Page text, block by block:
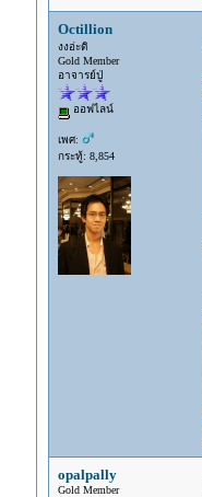
Octillion
งงอ่ะดิ
Gold Member
อาจารย์ปู่
ออฟไลน์
เพศ:
กระทู้: 8,854
opalpally
Gold Member